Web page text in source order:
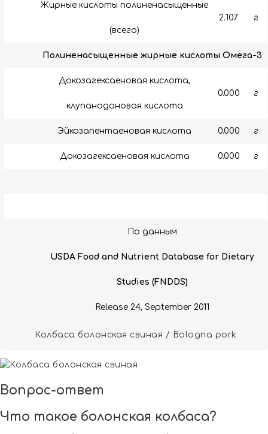
Жирные кислоты полиненасыщенные
(всего)
2.107 г
Полиненасыщенные жирные кислоты Омега-3
Докозагексаеновая кислота,
клупанодоновая кислота
0.000 г
Эйкозапентаеновая кислота 0.000 г
Докозагексаеновая кислота 0.000 г
По данным
USDA Food and Nutrient Database for Dietary
Studies (FNDDS)
Release 24, September 2011
Колбаса болонская свиная / Bologna pork
Вопрос-ответ
Что такое болонская колбаса?